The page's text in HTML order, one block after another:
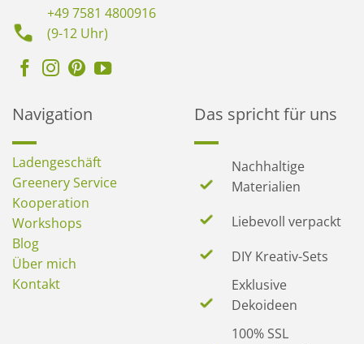
+49 7581 4800916
(9-12 Uhr)
Navigation
Ladengeschäft
Greenery Service
Kooperation
Workshops
Blog
Über mich
Kontakt
Das spricht für uns
Nachhaltige
Materialien
Liebevoll verpackt
DIY Kreativ-Sets
Exklusive
Dekoideen
100% SSL